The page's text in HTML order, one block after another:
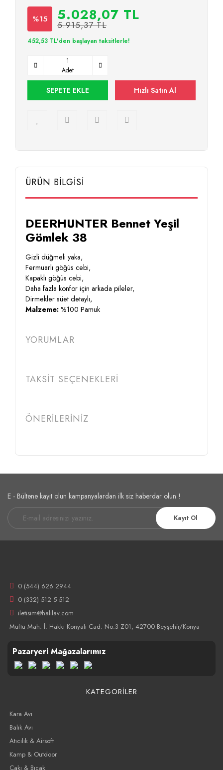
%15 5.028,07 TL
5.915,37 TL
452,53 TL'den başlayan taksitlerle!
Adet
SEPETE EKLE Hızlı Satın Al
ÜRÜN BİLGİSİ
DEERHUNTER Bennet Yeşil
Gömlek 38
Gizli düğmeli yaka,
Fermuarlı göğüs cebi,
Kapaklı göğüs cebi,
Daha fazla konfor için arkada pileler,
Dirmekler süet detaylı,
Malzeme: %100 Pamuk
YORUMLAR
TAKSİT SEÇENEKLERİ
ÖNERİLERİNİZ
E - Bültene kayıt olun kampanyalardan ilk siz haberdar olun !
Kayıt Ol
0 (544) 626 2944
0 (332) 512 5 512
iletisim@halilav.com
Müftü Mah. İ. Hakkı Konyalı Cad. No:3 Z01, 42700 Beyşehir/Konya
Pazaryeri Mağazalarımız
KATEGORİLER
Kara Avı
Balık Avı
Atıcılık & Airsoft
Kamp & Outdoor
Çakı & Bıçak